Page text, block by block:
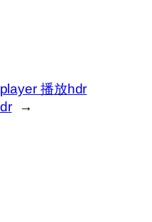
播放hdr
→